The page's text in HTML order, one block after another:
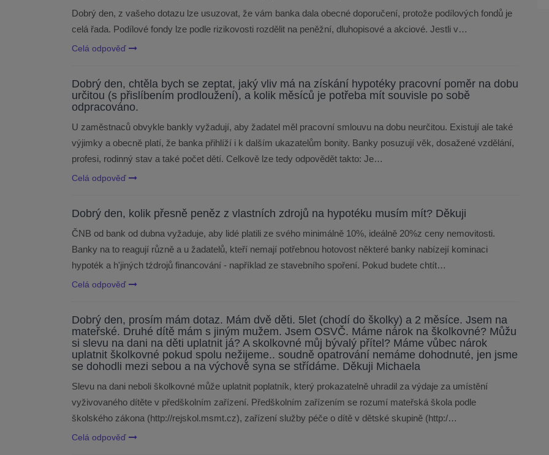
Dobrý den, z vašeho dotazu lze usuzovat, že vám banka dala obecné doporučení, protože podílových fondů je
celá řada. Podílové fondy lze podle rizikovosti rozdělit na peněžní, dluhopisové a akciové. Jestli v…
Celá odpověď
Dobrý den, chtěla bych se zeptat, jaký vliv má na získání hypotéky pracovní poměr na dobu
určitou (s přislíbením prodloužení), a kolik měsíců je potřeba mít souvisle po sobě
odpracováno.
U zaměstnaců obvykle bankly vyžadují, aby žadatel měl pracovní smlouvu na dobu neurčitou. Existují ale také
výjimky a obecně platí, že banka přihlíží i k dalším ukazatelům bonity. Banky posuzují věk, dosažené vzdělání,
profesi, rodinný stav a také počet dětí. Celkově lze tedy odpovědět takto: Je…
Celá odpověď
Dobrý den, kolik přesně peněz z vlastních zdrojů na hypotéku musím mít? Děkuji
ČNB od bank od dubna vyžaduje, aby lidé platili ze svého minimálně 10%, ideálně 20%z ceny nemovitosti.
Banky na to reagují různě a u žadatelů, kteří nemají potřebnou hotovost některé banky nabízejí kominaci
hypoték a h'jiných tźdrojů financování - například ze stavebního spoření. Pokud budete chtít…
Celá odpověď
Dobrý den, prosím mám dotaz. Mám dvě děti. 5let (chodí do školky) a 2 měsíce. Jsem na
mateřské. Druhé dítě mám s jiným mužem. Jsem OSVČ. Máme nárok na školkovné? Můžu
si slevu na dani na děti uplatnit já? A skolkovné můj bývalý přítel? Máme vůbec nárok
uplatnit školkovné pokud spolu nežijeme.. soudně opatrování nemáme dohodnuté, jen jsme
se dohodli mezi sebou a na výchově syna se střídáme. Děkuji Michaela
Slevu na dani neboli školkovné může uplatnit poplatník, který prokazatelně uhradil za výdaje za umístění
vyživovaného dítěte v předškolním zařízení. Předškolním zařízením se rozumí mateřská škola podle
školského zákona (http://rejskol.msmt.cz), zařízení služby péče o dítě v dětské skupině (http:/…
Celá odpověď